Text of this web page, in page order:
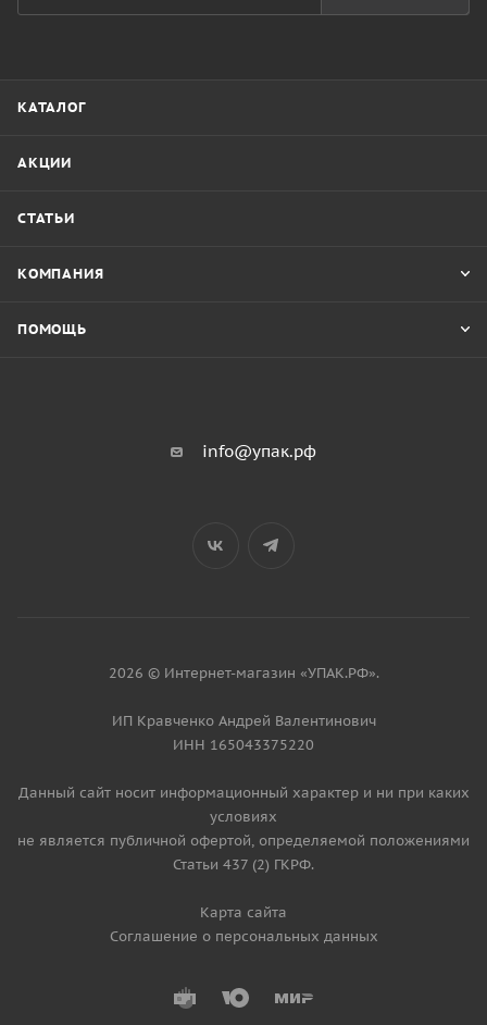
КАТАЛОГ
АКЦИИ
СТАТЬИ
КОМПАНИЯ
ПОМОЩЬ
info@упак.рф
2026 © Интернет-магазин «УПАК.РФ».
ИП Кравченко Андрей Валентинович
ИНН 165043375220
Данный сайт носит информационный характер и ни при каких
условиях
не является публичной офертой, определяемой положениями
Статьи 437 (2) ГКРФ.
Карта сайта
Соглашение о персональных данных